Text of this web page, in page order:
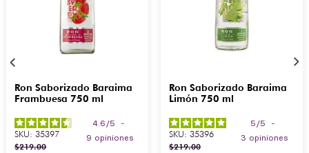
Ron Saborizado Baraima
Frambuesa 750 ml
4.6 /5
-
9 opiniones
SKU: 35397
$219.00
Ron Saborizado Baraima
Limón 750 ml
5 /5
-
3 opiniones
SKU: 35396
$219.00